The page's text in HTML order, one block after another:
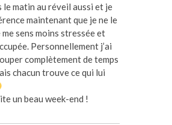
le matin au réveil aussi et je
maintenant que je ne le
me sens moins stressée et
Personnellement j’ai
complètement de temps
chacun trouve ce qui lui
un beau week-end !